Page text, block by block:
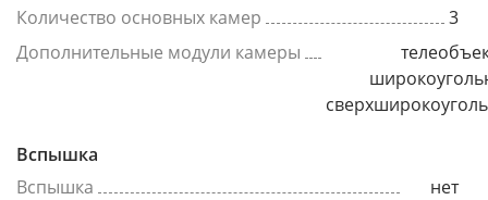
Количество основных камер
3
Дополнительные модули камеры
Вспышка
Вспышка
нет